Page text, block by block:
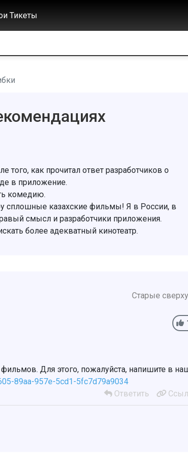
Тикеты
как прочитал ответ разработчиков о
в приложение.
комедию.
сплошные казахские фильмы! Я в России, в
смысл и разработчики приложения.
более адекватный кинотеатр.
Старые сверху
Для этого, пожалуйста, напишите в
89aa-957e-5cd1-5fc7d79a9034
Ответить